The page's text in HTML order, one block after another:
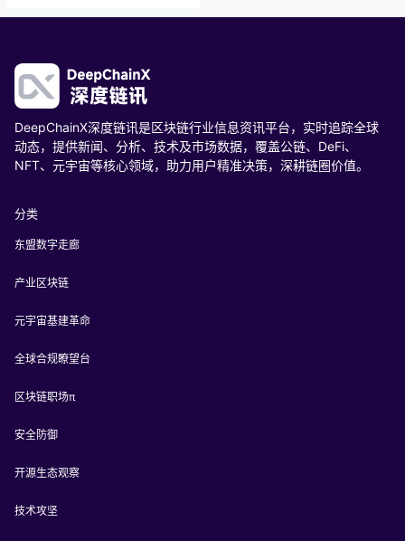
归属，同时剖析其在市场、商业模
块链技术正引领我们走向一个更加
公平、透明的数字时代！
DeepChainX深度链讯是区块链行业信息资讯平台，实时追踪全球
动态，提供新闻、分析、技术及市场数据，覆盖公链、DeFi、
NFT、元宇宙等核心领域，助力用户精准决策，深耕链圈价值。
分类
东盟数字走廊
产业区块链
元宇宙基建革命
全球合规瞭望台
区块链职场π
安全防御
开源生态观察
技术攻坚